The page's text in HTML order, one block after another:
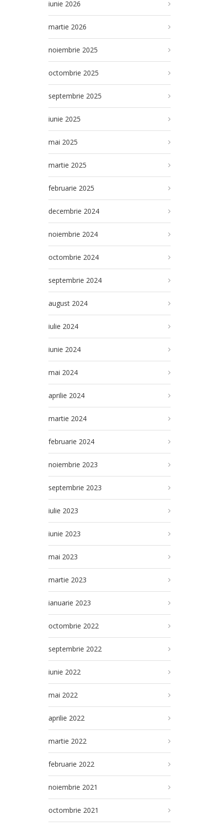
iunie 2026
martie 2026
noiembrie 2025
octombrie 2025
septembrie 2025
iunie 2025
mai 2025
martie 2025
februarie 2025
decembrie 2024
noiembrie 2024
octombrie 2024
septembrie 2024
august 2024
iulie 2024
iunie 2024
mai 2024
aprilie 2024
martie 2024
februarie 2024
noiembrie 2023
septembrie 2023
iulie 2023
iunie 2023
mai 2023
martie 2023
ianuarie 2023
octombrie 2022
septembrie 2022
iunie 2022
mai 2022
aprilie 2022
martie 2022
februarie 2022
noiembrie 2021
octombrie 2021